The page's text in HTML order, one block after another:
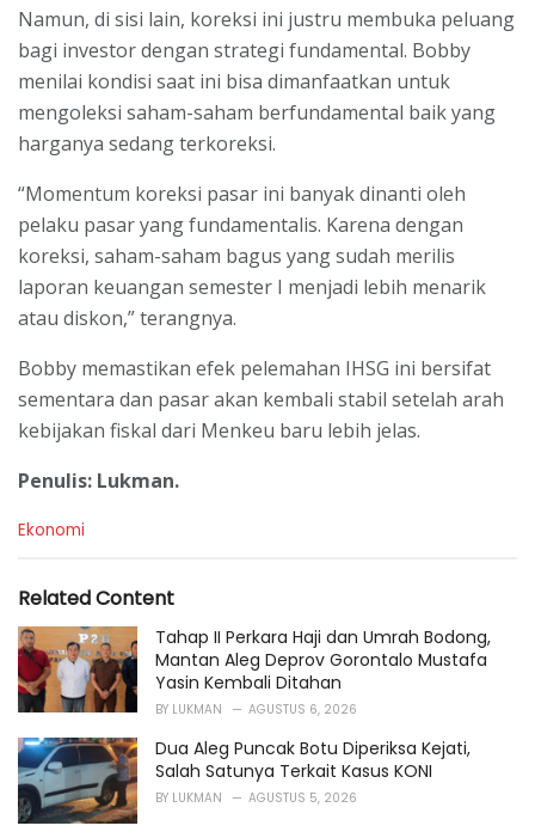
Namun, di sisi lain, koreksi ini justru membuka peluang
bagi investor dengan strategi fundamental. Bobby
menilai kondisi saat ini bisa dimanfaatkan untuk
mengoleksi saham-saham berfundamental baik yang
harganya sedang terkoreksi.
“Momentum koreksi pasar ini banyak dinanti oleh
pelaku pasar yang fundamentalis. Karena dengan
koreksi, saham-saham bagus yang sudah merilis
laporan keuangan semester I menjadi lebih menarik
atau diskon,” terangnya.
Bobby memastikan efek pelemahan IHSG ini bersifat
sementara dan pasar akan kembali stabil setelah arah
kebijakan fiskal dari Menkeu baru lebih jelas.
Penulis: Lukman.
C
e
o
r
i
e
:
Ekonomi
Related Content
Tahap II Perkara Haji dan Umrah Bodong,
Mantan Aleg Deprov Gorontalo Mustafa
Yasin Kembali Ditahan
BY LUKMAN AGUSTUS 6, 2026
Dua Aleg Puncak Botu Diperiksa Kejati,
Salah Satunya Terkait Kasus KONI
BY LUKMAN AGUSTUS 5, 2026